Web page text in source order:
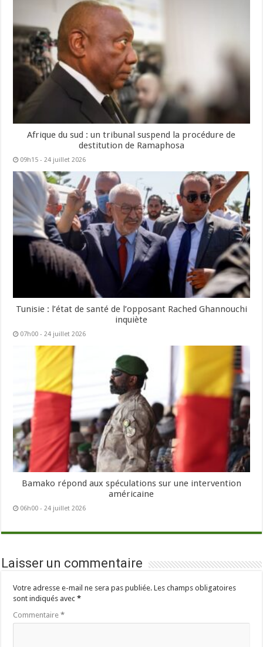
Afrique du sud : un tribunal suspend la procédure de
destitution de Ramaphosa
09h15 - 24 juillet 2026
Tunisie : l’état de santé de l’opposant Rached Ghannouchi
inquiète
07h00 - 24 juillet 2026
Bamako répond aux spéculations sur une intervention
américaine
06h00 - 24 juillet 2026
Laisser un commentaire
Votre adresse e-mail ne sera pas publiée. Les champs obligatoires
sont indiqués avec*
Commentaire*